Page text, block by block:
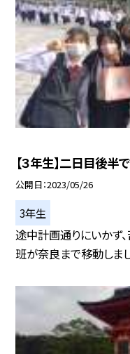
【３年生】二日目後半で
公開日 2023/05/26
3年生
途中計画通りにいかず
班が奈良まで移動しま